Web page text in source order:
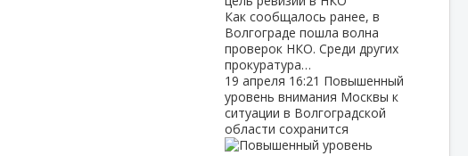
Как сообщалось ранее, в
Волгограде пошла волна
проверок НКО. Среди других
прокуратура…
19 апреля 16:21 Повышенный
уровень внимания Москвы к
ситуации в Волгоградской
области сохранится